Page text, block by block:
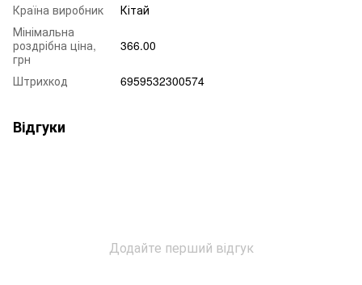
Країна виробник
Кітай
Мінімальна
роздрібна ціна,
грн
366.00
Штрихкод 6959532300574
Відгуки
Додайте перший відгук